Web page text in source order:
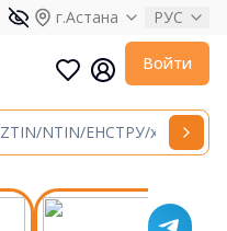
г.Астана РУС
Войти